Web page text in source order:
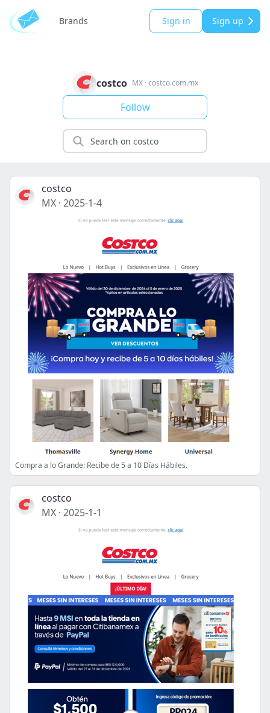
Brands Sign in Sign up
costco MX·costco.com.mx
Follow
costco
MX · 2025-1-4
Compra a lo Grande: Recibe de 5 a 10 Días Hábiles.
costco
MX · 2025-1-1